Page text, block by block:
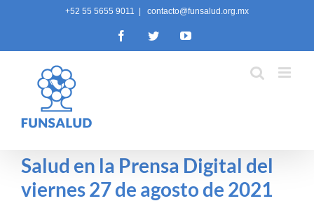
+52 55 5655 9011 contacto@funsalud.org.mx
FacebookTwitterYouTube
Salud en la Prensa Digital del
viernes 27 de agosto de 2021